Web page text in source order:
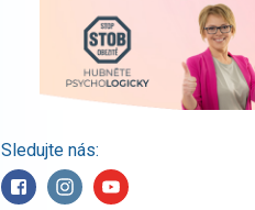
Sledujte nás: